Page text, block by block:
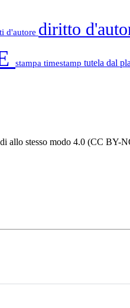
d'autore diritto
stampa timestamp tutela dal
allo stesso modo 4.0 (CC BY-